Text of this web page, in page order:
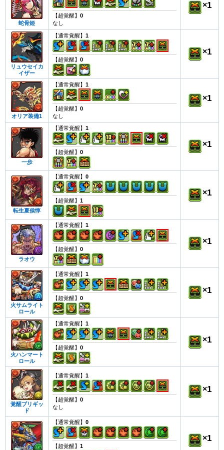
蛇骨姫
【超覚醒】 0
なし
×1
リュウセイカ
イザー
【通常覚醒】 1
【超覚醒】 0
×1
オリア装備1
【通常覚醒】 1
【超覚醒】 0
なし
×1
一歩
【通常覚醒】 1
【超覚醒】 0
×1
転生夏侯惇
【通常覚醒】 0
【超覚醒】 1
×1
ラオウ
【通常覚醒】 1
【超覚醒】 0
×1
火サムライト
ロール
【通常覚醒】 1
【超覚醒】 0
×1
火ハンマート
ロール
【通常覚醒】 1
【超覚醒】 0
×1
覚醒ブリギッ
ド
【通常覚醒】 1
【超覚醒】 0
なし
×1
【通常覚醒】 0
【超覚醒】 1
×1